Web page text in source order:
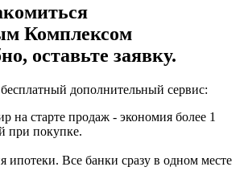
Комплексом
оставьте заявку.
дополнительный сервис:
на старте продаж - экономия более 1
при покупке.
ипотеки. Все банки сразу в одном месте